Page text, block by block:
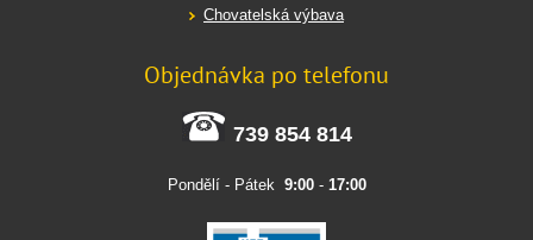
Chovatelská výbava
Objednávka po telefonu
739 854 814
Pondělí - Pátek 9:00- 17:00